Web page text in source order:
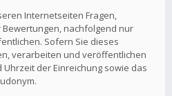
Internetseiten Fragen,
nachfolgend nur
Sofern Sie dieses
verarbeiten und veröffentlichen
der Einreichung sowie das